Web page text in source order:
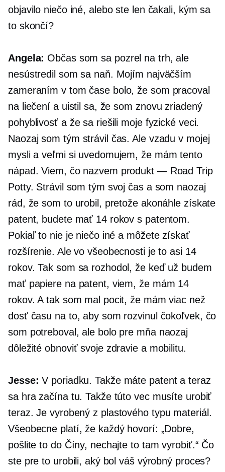
objavilo niečo iné, alebo ste len čakali, kým sa
to skončí?
Angela: Občas som sa pozrel na trh, ale
nesústredil som sa naň. Mojím najväčším
zameraním v tom čase bolo, že som pracoval
na liečení a uistil sa, že som znovu zriadený
pohyblivosť a že sa riešili moje fyzické veci.
Naozaj som tým strávil čas. Ale vzadu v mojej
mysli a veľmi si uvedomujem, že mám tento
nápad. Viem, čo nazvem produkt — Road Trip
Potty. Strávil som tým svoj čas a som naozaj
rád, že som to urobil, pretože akonáhle získate
patent, budete mať 14 rokov s patentom.
Pokiaľ to nie je niečo iné a môžete získať
rozšírenie. Ale vo všeobecnosti je to asi 14
rokov. Tak som sa rozhodol, že keď už budem
mať papiere na patent, viem, že mám 14
rokov. A tak som mal pocit, že mám viac než
dosť času na to, aby som rozvinul čokoľvek, čo
som potreboval, ale bolo pre mňa naozaj
dôležité obnoviť svoje zdravie a mobilitu.
Jesse: V poriadku. Takže máte patent a teraz
sa hra začína tu. Takže túto vec musíte urobiť
teraz. Je vyrobený z plastového typu materiál.
Všeobecne platí, že každý hovorí: „Dobre,
pošlite to do Číny, nechajte to tam vyrobiť.“ Čo
ste pre to urobili, aký bol váš výrobný proces?